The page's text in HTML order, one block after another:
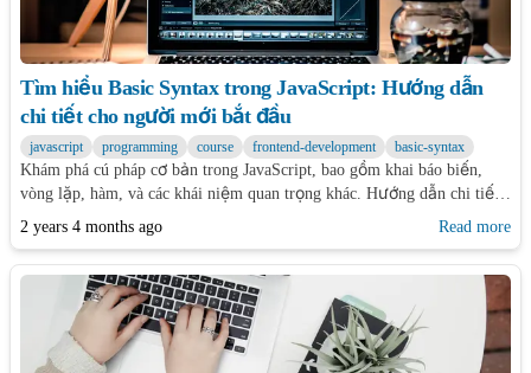
Tìm hiểu Basic Syntax trong JavaScript: Hướng dẫn
chi tiết cho người mới bắt đầu
javascript programming course frontend-development basic-syntax
Khám phá cú pháp cơ bản trong JavaScript, bao gồm khai báo biến,
vòng lặp, hàm, và các khái niệm quan trọng khác. Hướng dẫn chi tiết
với ví dụ minh họa.
2 years 4 months ago Read more